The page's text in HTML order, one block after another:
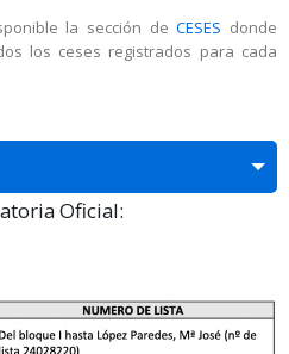
la sección deCESES donde
los ceses registrados para cada
Oficial: